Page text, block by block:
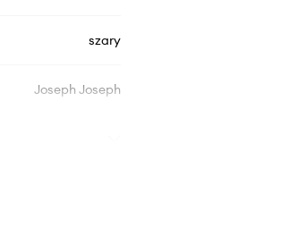
szary
Joseph Joseph